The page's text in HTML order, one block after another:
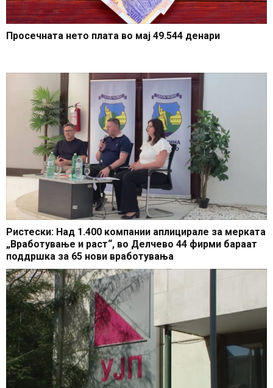
Просечната нето плата во мај 49.544 денари
Ристески: Над 1.400 компании аплицирале за мерката
„Вработување и раст“, во Делчево 44 фирми бараат
поддршка за 65 нови вработувања